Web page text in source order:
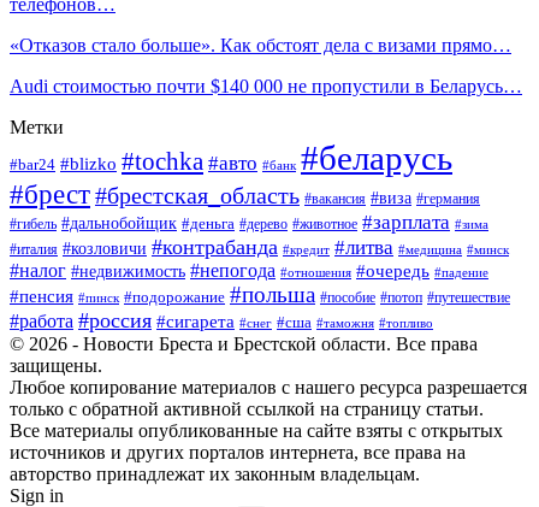
телефонов…
«Отказов стало больше». Как обстоят дела с визами прямо…
Audi стоимостью почти $140 000 не пропустили в Беларусь…
Метки
#bar24 #blizko #tochka #авто #банк #беларусь
#брест#брестская_область #вакансия #виза #германия
#гибель #дальнобойщик #деньга #дерево #животное #зарплата #зима
#италия #козловичи #контрабанда #кредит #литва #медицина #минск
#налог #недвижимость #непогода #отношения #очередь #падение
#пенсия #пинск #подорожание #польша #пособие #потоп #путешествие
#работа #россия #сигарета #снег #сша #таможня #топливо
© 2026 - Новости Бреста и Брестской области. Все права
защищены.
Любое копирование материалов с нашего ресурса разрешается
только с обратной активной ссылкой на страницу статьи.
Все материалы опубликованные на сайте взяты с открытых
источников и других порталов интернета, все права на
авторство принадлежат их законным владельцам.
Sign in